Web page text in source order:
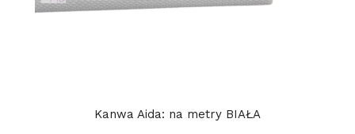
Kanwa Aida: na metry BIAŁA